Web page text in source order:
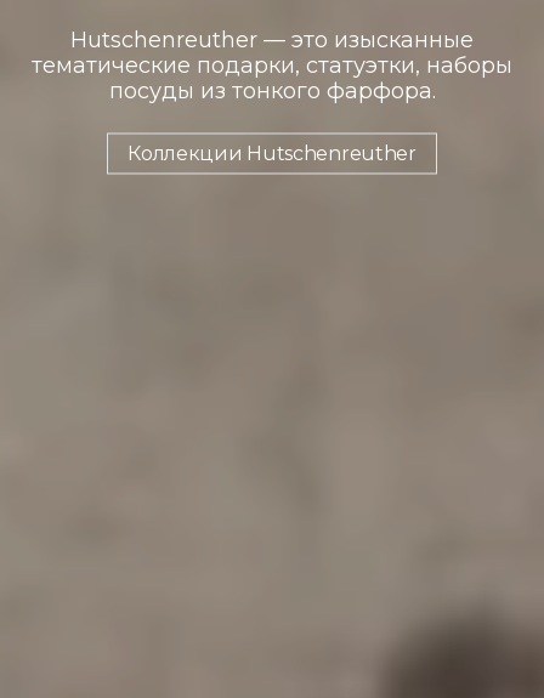
Hutschenreuther — это изысканные
тематические подарки, статуэтки, наборы
посуды из тонкого фарфора.
Коллекции Hutschenreuther